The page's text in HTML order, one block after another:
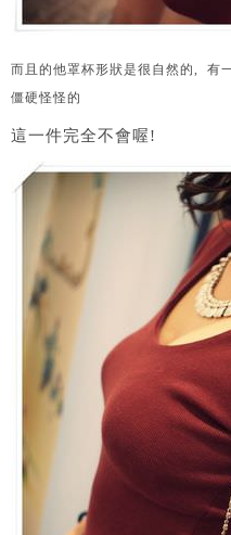
而且的他罩杯形狀是很自然的, 有
僵硬怪怪的
這一件完全不會喔!